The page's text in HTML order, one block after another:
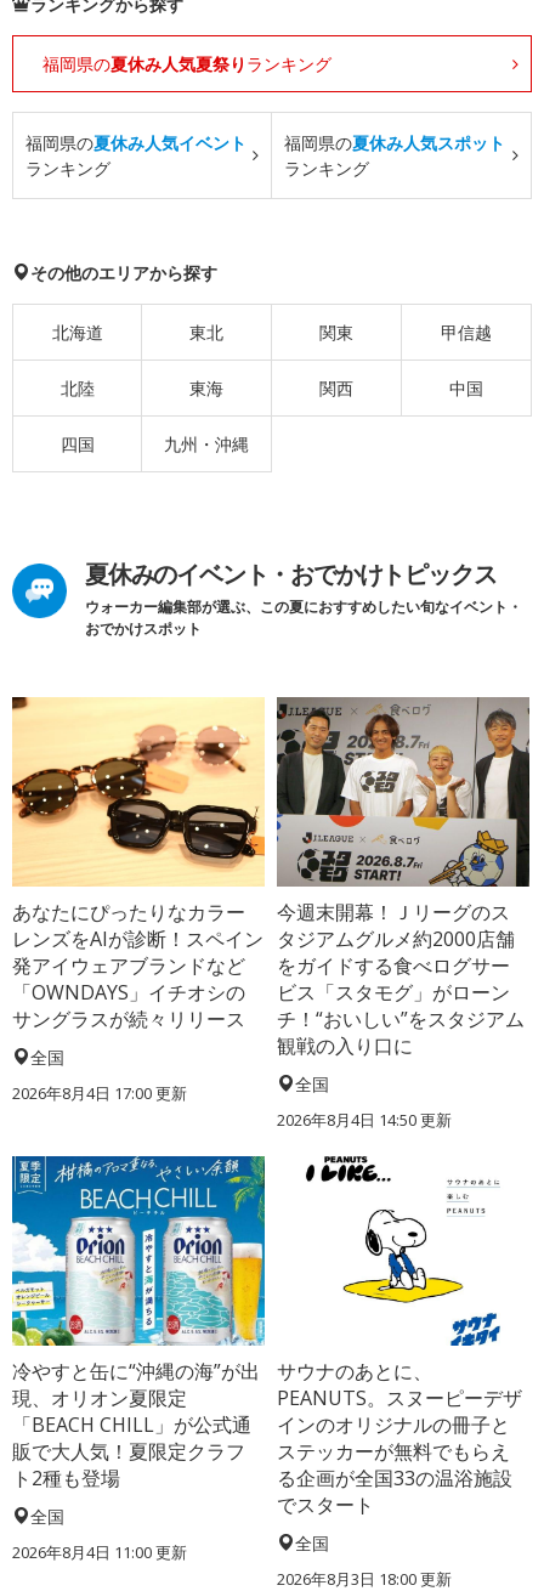
ランキングから探す
福岡県の夏休み人気夏祭り ランキング
福岡県の夏休み人気イベント
ランキング
福岡県の夏休み人気スポット
ランキング
その他のエリアから探す
北海道 東北 関東 甲信越
北陸 東海 関西 中国
四国 九州・沖縄
夏休みのイベント・おでかけトピックス
ウォーカー編集部が選ぶ、この夏におすすめしたい旬なイベント・
おでかけスポット
あなたにぴったりなカラー
レンズをAIが診断！スペイン
発アイウェアブランドなど
「OWNDAYS」イチオシの
サングラスが続々リリース
全国
2026年8月4日 17:00更新
今週末開幕！Ｊリーグのス
タジアムグルメ約2000店舗
をガイドする食べログサー
ビス「スタモグ」がローン
チ！“おいしい”をスタジアム
観戦の入り口に
全国
2026年8月4日 14:50更新
冷やすと缶に“沖縄の海”が出
現、オリオン夏限定
「BEACH CHILL」が公式通
販で大人気！夏限定クラフ
ト2種も登場
全国
2026年8月4日 11:00更新
サウナのあとに、
PEANUTS。スヌーピーデザ
インのオリジナルの冊子と
ステッカーが無料でもらえ
る企画が全国33の温浴施設
でスタート
全国
2026年8月3日 18:00更新